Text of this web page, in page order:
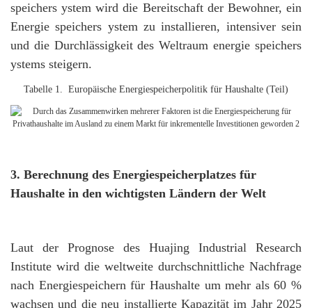
speichers ystem wird die Bereitschaft der Bewohner, ein
Energie speichers ystem zu installieren, intensiver sein
und die Durchlässigkeit des Weltraum energie speichers
ystems steigern.
Tabelle 1. Europäische Energiespeicherpolitik für Haushalte (Teil)
3. Berechnung des Energiespeicherplatzes für
Haushalte in den wichtigsten Ländern der Welt
Laut der Prognose des Huajing Industrial Research
Institute wird die weltweite durchschnittliche Nachfrage
nach Energiespeichern für Haushalte um mehr als 60 %
wachsen und die neu installierte Kapazität im Jahr 2025